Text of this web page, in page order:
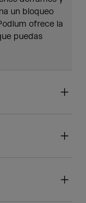
un bloqueo
ofrece la
puedas